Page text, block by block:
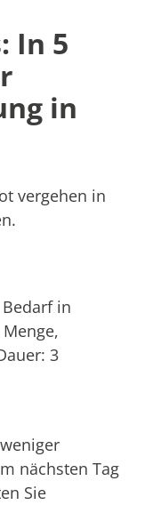
In 5
in
vergehen in
in
3
nächsten Tag
Sie